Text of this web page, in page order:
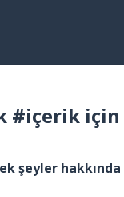
#içerik için
şeyler hakkında